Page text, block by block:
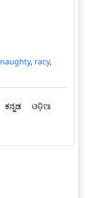
naughty, racy,
ಕನ್ನಡ
ଓଡ଼ିଆ